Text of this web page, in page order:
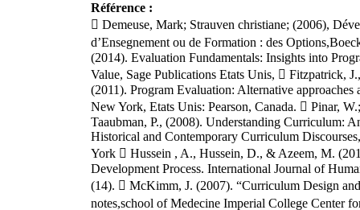
Référence :
 Demeuse, Mark; Strauven christiane; (2006),
d’Ensegnement ou de Formation : des
(2014). Evaluation Fundamentals: Insights into
Value, Sage Publications Etats Unis,  Fitzpatrick,
(2011). Program Evaluation: Alternative approaches
New York, Etats Unis: Pearson, Canada.  Pinar,
Taaubman, P., (2008). Understanding Curriculum:
Historical and Contemporary Curriculum
York  Hussein , A., Hussein, D., & Azeem, M.
Development Process. International Journal of
(14).  McKimm, J. (2007). “Curriculum Design
notes,school of Medecine Imperial College Center